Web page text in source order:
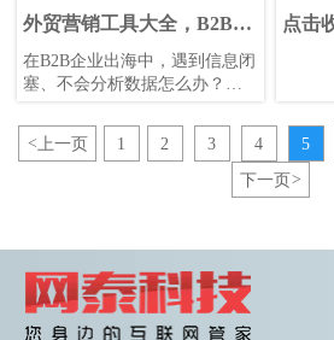
外贸营销工具大全，B2B企
业出海加速器
在B2B企业出海中，遇到信息闭
塞、不会分析数据怎么办？借
半功倍。
点击
< 上一页 1 2 3 4 5
下一页 >